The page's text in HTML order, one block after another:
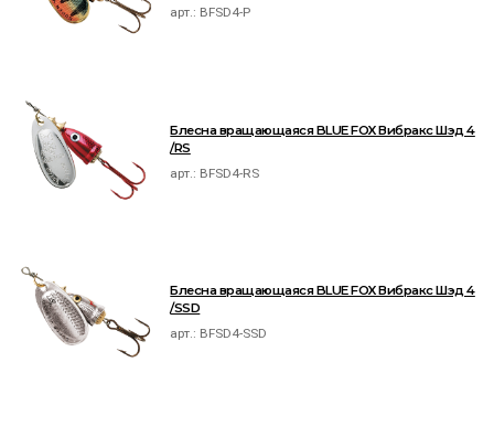
арт.: BFSD4-P
Блесна вращающаяся BLUE FOX Вибракс Шэд 4
/RS
арт.: BFSD4-RS
Блесна вращающаяся BLUE FOX Вибракс Шэд 4
/SSD
арт.: BFSD4-SSD